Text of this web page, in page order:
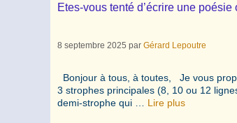
Etes-vous tenté d’écrire une
8 septembre 2025 par Gérard Lepoutre
Bonjour à tous, à toutes, Je vous
3 strophes principales (8, 10 ou 12
demi-strophe qui … Lire plus